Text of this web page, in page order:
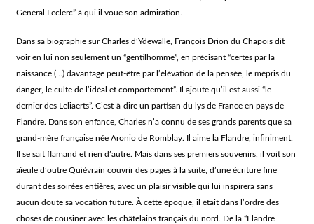
Général Leclerc” à qui il voue son admiration.
Dans sa biographie sur Charles d’Ydewalle, François Drion du Chapois dit
voir en lui non seulement un “gentilhomme”, en précisant “certes par la
naissance (…) davantage peut-être par l’élévation de la pensée, le mépris du
danger, le culte de l’idéal et comportement”. Il ajoute qu’il est aussi “le
dernier des Leliaerts”. C’est-à-dire un partisan du lys de France en pays de
Flandre. Dans son enfance, Charles n’a connu de ses grands parents que sa
grand-mère française née Aronio de Romblay. Il aime la Flandre, infiniment.
Il se sait flamand et rien d’autre. Mais dans ses premiers souvenirs, il voit son
aïeule d’outre Quiévrain couvrir des pages à la suite, d’une écriture fine
durant des soirées entières, avec un plaisir visible qui lui inspirera sans
aucun doute sa vocation future. À cette époque, il était dans l’ordre des
choses de cousiner avec les châtelains français du nord. De la “Flandre